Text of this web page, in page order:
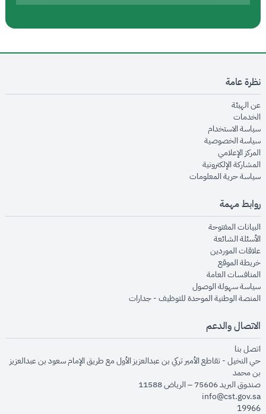
نظرة عامة
عن الهيئةopens in new window
الخدماتopens in new window
سياسة الاستخدام
سياسة الخصوصيةopens in new window
المركز الإعلاميopens in new window
المشاركة الإلكترونيةopens in new window
سياسة حرية المعلوماتopens in new window
روابط مهمة
البيانات المفتوحةopens in new window
الأسئلة الشائعةopens in new window
علاقات الموردينopens in new window
خريطة الموقعopens in new window
المنافسات العامةopens in new window
سياسة سهولة الوصولopens in new window
المنصة الوطنية الموحدة للتوظيف - جداراتopens in new window
الاتصال والدعم
اتصل بنا
حي النخيل - تقاطع الأمير تركي بن عبدالعزيز الأول مع طريق الإمام سعود بن عبدالعزيز
بن محمد
صندوق البريد 75606 – الرياض 11588
info@cst.gov.sa
19966